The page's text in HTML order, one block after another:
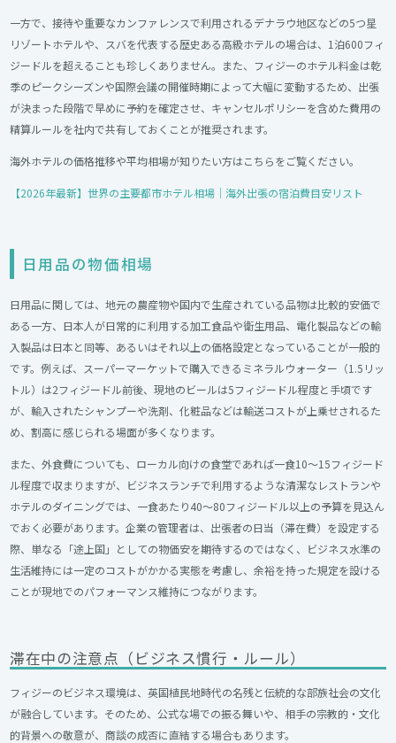
一方で、接待や重要なカンファレンスで利用されるデナラウ地区などの5つ星
リゾートホテルや、スバを代表する歴史ある高級ホテルの場合は、1泊600フィ
ジードルを超えることも珍しくありません。また、フィジーのホテル料金は乾
季のピークシーズンや国際会議の開催時期によって大幅に変動するため、出張
が決まった段階で早めに予約を確定させ、キャンセルポリシーを含めた費用の
精算ルールを社内で共有しておくことが推奨されます。
海外ホテルの価格推移や平均相場が知りたい方はこちらをご覧ください。
【2026年最新】世界の主要都市ホテル相場｜海外出張の宿泊費目安リスト
日用品の物価相場
日用品に関しては、地元の農産物や国内で生産されている品物は比較的安価で
ある一方、日本人が日常的に利用する加工食品や衛生用品、電化製品などの輸
入製品は日本と同等、あるいはそれ以上の価格設定となっていることが一般的
です。例えば、スーパーマーケットで購入できるミネラルウォーター（1.5リッ
トル）は2フィジードル前後、現地のビールは5フィジードル程度と手頃です
が、輸入されたシャンプーや洗剤、化粧品などは輸送コストが上乗せされるた
め、割高に感じられる場面が多くなります。
また、外食費についても、ローカル向けの食堂であれば一食10～15フィジード
ル程度で収まりますが、ビジネスランチで利用するような清潔なレストランや
ホテルのダイニングでは、一食あたり40～80フィジードル以上の予算を見込ん
でおく必要があります。企業の管理者は、出張者の日当（滞在費）を設定する
際、単なる「途上国」としての物価安を期待するのではなく、ビジネス水準の
生活維持には一定のコストがかかる実態を考慮し、余裕を持った規定を設ける
ことが現地でのパフォーマンス維持につながります。
滞在中の注意点（ビジネス慣行・ルール）
フィジーのビジネス環境は、英国植民地時代の名残と伝統的な部族社会の文化
が融合しています。そのため、公式な場での振る舞いや、相手の宗教的・文化
的背景への敬意が、商談の成否に直結する場合もあります。